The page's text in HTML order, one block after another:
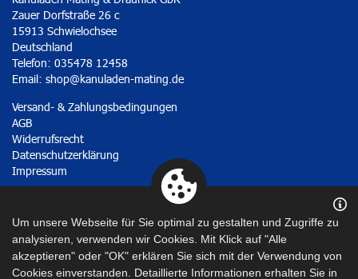
Zauer Dorfstraße 26 c
15913 Schwielochsee
Deutschland
Telefon: 035478 12458
Email: shop@kanuladen-mating.de
Versand- & Zahlungsbedingungen
AGB
Widerrufsrecht
Datenschutzerklärung
Impressum
Um unsere Webseite für Sie optimal zu gestalten und Zugriffe zu
analysieren, verwenden wir Cookies. Mit Klick auf "Alle
akzeptieren" oder "OK" erklären Sie sich mit der Verwendung von
Cookies einverstanden. Detaillierte Informationen erhalten Sie in